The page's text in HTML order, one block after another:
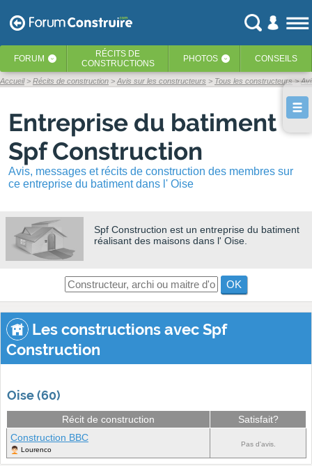
FORUM ‹ RÉCITS DE
CONSTRUCTIONS
PHOTOS ‹ CONSEILS
Accueil Récits de construction Avis sur les constructeurs Tous les constructeurs
Entreprise du batiment
Spf Construction
Avis, messages et récits de construction des membres sur
ce entreprise du batiment dans l' Oise
Spf Construction est un entreprise du batiment
réalisant des maisons dans l' Oise.
OK
Les constructions avec Spf
Construction
Oise (60)
Récit de construction
Satisfait?
Construction BBC
Lourenco
Pas d'avis.